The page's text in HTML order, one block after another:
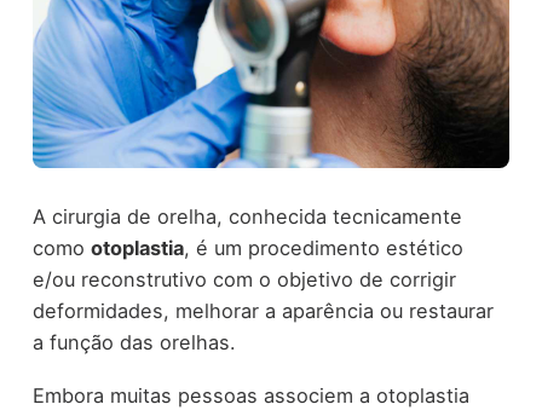
A cirurgia de orelha, conhecida tecnicamente
como otoplastia, é um procedimento estético
e/ou reconstrutivo com o objetivo de corrigir
deformidades, melhorar a aparência ou restaurar
a função das orelhas.
Embora muitas pessoas associem a otoplastia